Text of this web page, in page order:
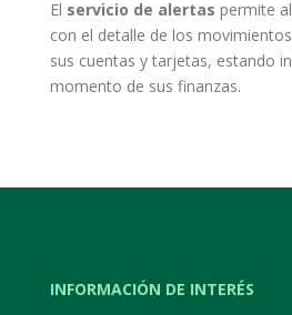
El servicio de alertas permite
con el detalle de los
sus cuentas y tarjetas, estando
momento de sus finanzas.
INFORMACIÓN DE INTERÉS